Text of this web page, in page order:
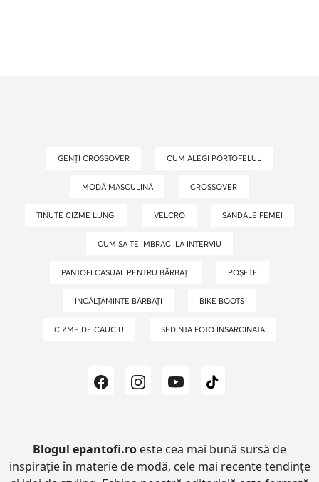
GENȚI CROSSOVER CUM ALEGI PORTOFELUL
MODĂ MASCULINĂ CROSSOVER
TINUTE CIZME LUNGI VELCRO SANDALE FEMEI
CUM SA TE IMBRACI LA INTERVIU
PANTOFI CASUAL PENTRU BĂRBAȚI POȘETE
ÎNCĂLȚĂMINTE BĂRBAȚI BIKE BOOTS
CIZME DE CAUCIU SEDINTA FOTO INSARCINATA
Blogul epantofi.ro este cea mai bună sursă de
inspirație în materie de modă, cele mai recente tendințe